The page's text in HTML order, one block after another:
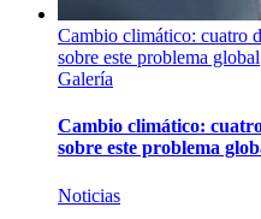
Cambio climático: cuatro
sobre este problema global
Galería
Cambio climático:
sobre este problema
Noticias